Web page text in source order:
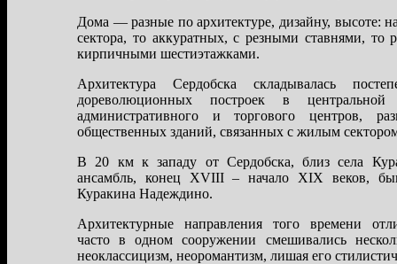
Дома — разные по архитектуре, дизайну, высоте:
сектора, то аккуратных, с резными ставнями, то
кирпичными шестиэтажками.
Архитектура Сердобска складывалась
дореволюционных построек в
административного и торгового центров,
общественных зданий, связанных с жилым
В 20 км к западу от Сердобска, близ села
ансамбль, конец XVIII – начало XIX веков,
Куракина Надеждино.
Архитектурные направления того времени
часто в одном сооружении смешивались
неоклассицизм, неоромантизм, лишая его